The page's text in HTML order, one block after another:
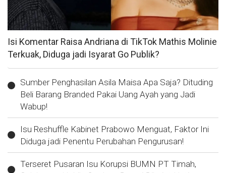
Isi Komentar Raisa Andriana di TikTok Mathis Molinie
Terkuak, Diduga jadi Isyarat Go Publik?
Sumber Penghasilan Asila Maisa Apa Saja? Dituding
Beli Barang Branded Pakai Uang Ayah yang Jadi
Wabup!
Isu Reshuffle Kabinet Prabowo Menguat, Faktor Ini
Diduga jadi Penentu Perubahan Pengurusan!
Terseret Pusaran Isu Korupsi BUMN PT Timah,